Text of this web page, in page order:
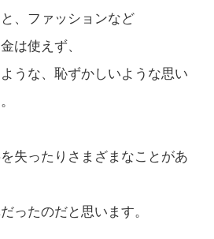
、ファッションなど
は使えず、
うな、恥ずかしいような思い
失ったりさまざまなことがあ
ったのだと思います。